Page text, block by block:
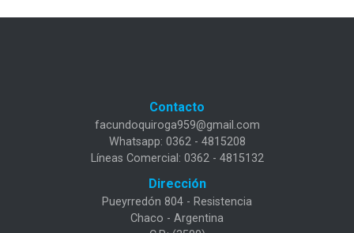
Contacto
facundoquiroga959@gmail.com
Whatsapp: 0362 - 4815208
Líneas Comercial: 0362 - 4815132
Dirección
Pueyrredón 804 - Resistencia
Chaco - Argentina